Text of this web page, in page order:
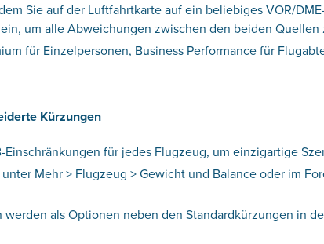
Sie auf der Luftfahrtkarte auf ein beliebiges VOR/
um alle Abweichungen zwischen den beiden Quellen
für Einzelpersonen, Business Performance für
Kürzungen
für jedes Flugzeug, um einzigartige
Mehr > Flugzeug > Gewicht und Balance oder im
als Optionen neben den Standardkürzungen in